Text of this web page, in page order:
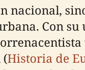
nacional,
Con su
(Historia de